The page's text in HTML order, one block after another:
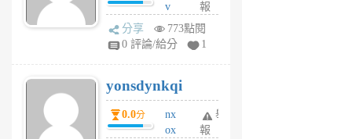
前
v
wt
sv
6
個
月
前
報
分享
773點閱
0 評論/給分
1
yonsdynkqi
0.0分
nx
ox
舉
報